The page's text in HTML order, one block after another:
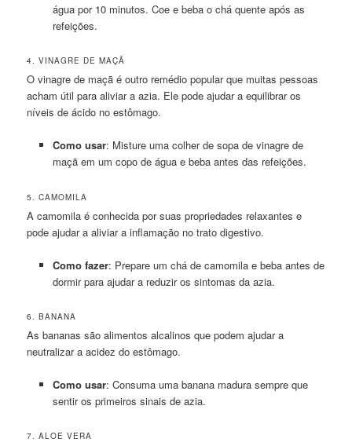
água por 10 minutos. Coe e beba o chá quente após as
refeições.
4. VINAGRE DE MAÇÃ
O vinagre de maçã é outro remédio popular que muitas pessoas
acham útil para aliviar a azia. Ele pode ajudar a equilibrar os
níveis de ácido no estômago.
Como usar: Misture uma colher de sopa de vinagre de
maçã em um copo de água e beba antes das refeições.
5. CAMOMILA
A camomila é conhecida por suas propriedades relaxantes e
pode ajudar a aliviar a inflamação no trato digestivo.
Como fazer: Prepare um chá de camomila e beba antes de
dormir para ajudar a reduzir os sintomas da azia.
6. BANANA
As bananas são alimentos alcalinos que podem ajudar a
neutralizar a acidez do estômago.
Como usar: Consuma uma banana madura sempre que
sentir os primeiros sinais de azia.
7. ALOE VERA